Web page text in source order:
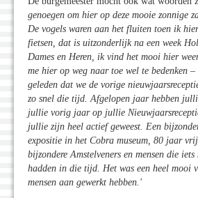
genoegen om hier op deze mooie zonnige
De vogels waren aan het fluiten toen ik
fietsen, dat is uitzonderlijk na een week
Dames en Heren, ik vind het mooi hier
me hier op weg naar toe wel te bedenken
geleden dat we de vorige
zo snel die tijd. Afgelopen jaar hebben
jullie vorig jaar op jullie
jullie zijn heel actief geweest. Een
expositie in het Cobra museum, 80 jaar
bijzondere Amstelveners en mensen die iets
hadden in die tijd. Het was een heel mooi
mensen aan gewerkt hebben.'